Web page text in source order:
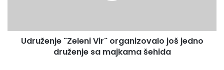
majkama
šehidaUdruženje "Zeleni Vir" organizovalo još jedno
druženje sa majkama šehida